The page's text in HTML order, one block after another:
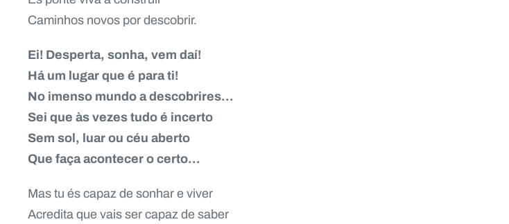
Caminhos novos por descobrir.
Ei! Desperta, sonha, vem daí!
Há um lugar que é para ti!
No imenso mundo a descobrires…
Sei que às vezes tudo é incerto
Sem sol, luar ou céu aberto
Que faça acontecer o certo…
Mas tu és capaz de sonhar e viver
Acredita que vais ser capaz de saber